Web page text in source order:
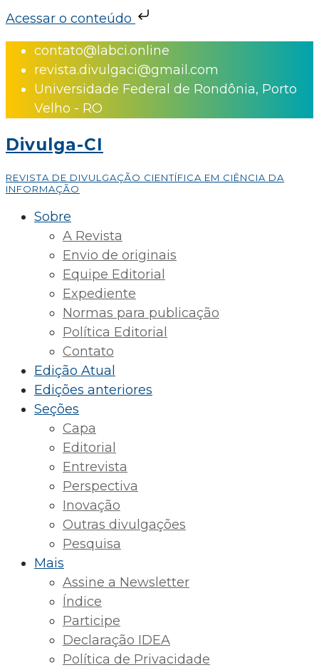
Acessar o conteúdo
Skip
content
contato@labci.online
revista.divulgaci@gmail.com
Universidade Federal de Rondônia, Porto
Velho - RO
Divulga-CI
REVISTA DE DIVULGAÇÃO CIENTÍFICA EM CIÊNCIA DA
INFORMAÇÃO
Sobre
A Revista
Envio de originais
Equipe Editorial
Expediente
Normas para publicação
Política Editorial
Contato
Edição Atual
Edições anteriores
Seções
Capa
Editorial
Entrevista
Perspectiva
Inovação
Outras divulgações
Pesquisa
Mais
Assine a Newsletter
Índice
Participe
Declaração IDEA
Política de Privacidade